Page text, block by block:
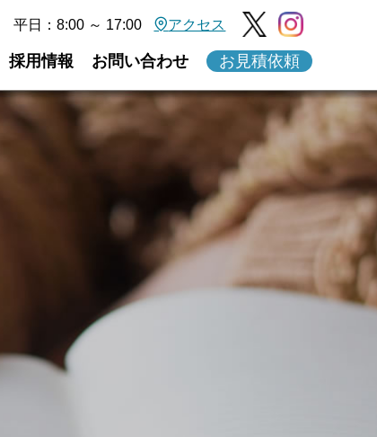
平日：8:00 ～ 17:00 アクセス
採用情報 お問い合わせ お見積依頼